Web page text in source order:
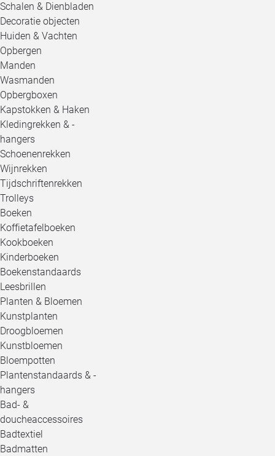
Schalen & Dienbladen
Decoratie objecten
Huiden & Vachten
Opbergen
Manden
Wasmanden
Opbergboxen
Kapstokken & Haken
Kledingrekken & -
hangers
Schoenenrekken
Wijnrekken
Tijdschriftenrekken
Trolleys
Boeken
Koffietafelboeken
Kookboeken
Kinderboeken
Boekenstandaards
Leesbrillen
Planten & Bloemen
Kunstplanten
Droogbloemen
Kunstbloemen
Bloempotten
Plantenstandaards & -
hangers
Bad- &
doucheaccessoires
Badtextiel
Badmatten